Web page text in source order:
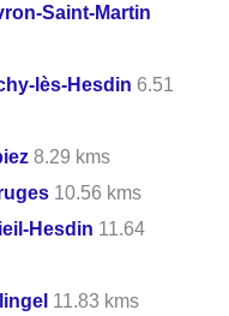
Saint-Martin
lès-Hesdin 6.51
8.29 kms
10.56 kms
Hesdin 11.64
11.83 kms